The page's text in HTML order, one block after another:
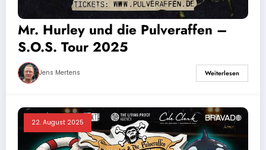
Mr. Hurley und die Pulveraffen –
S.O.S. Tour 2025
Jens Mertens Weiterlesen
22. August 2025